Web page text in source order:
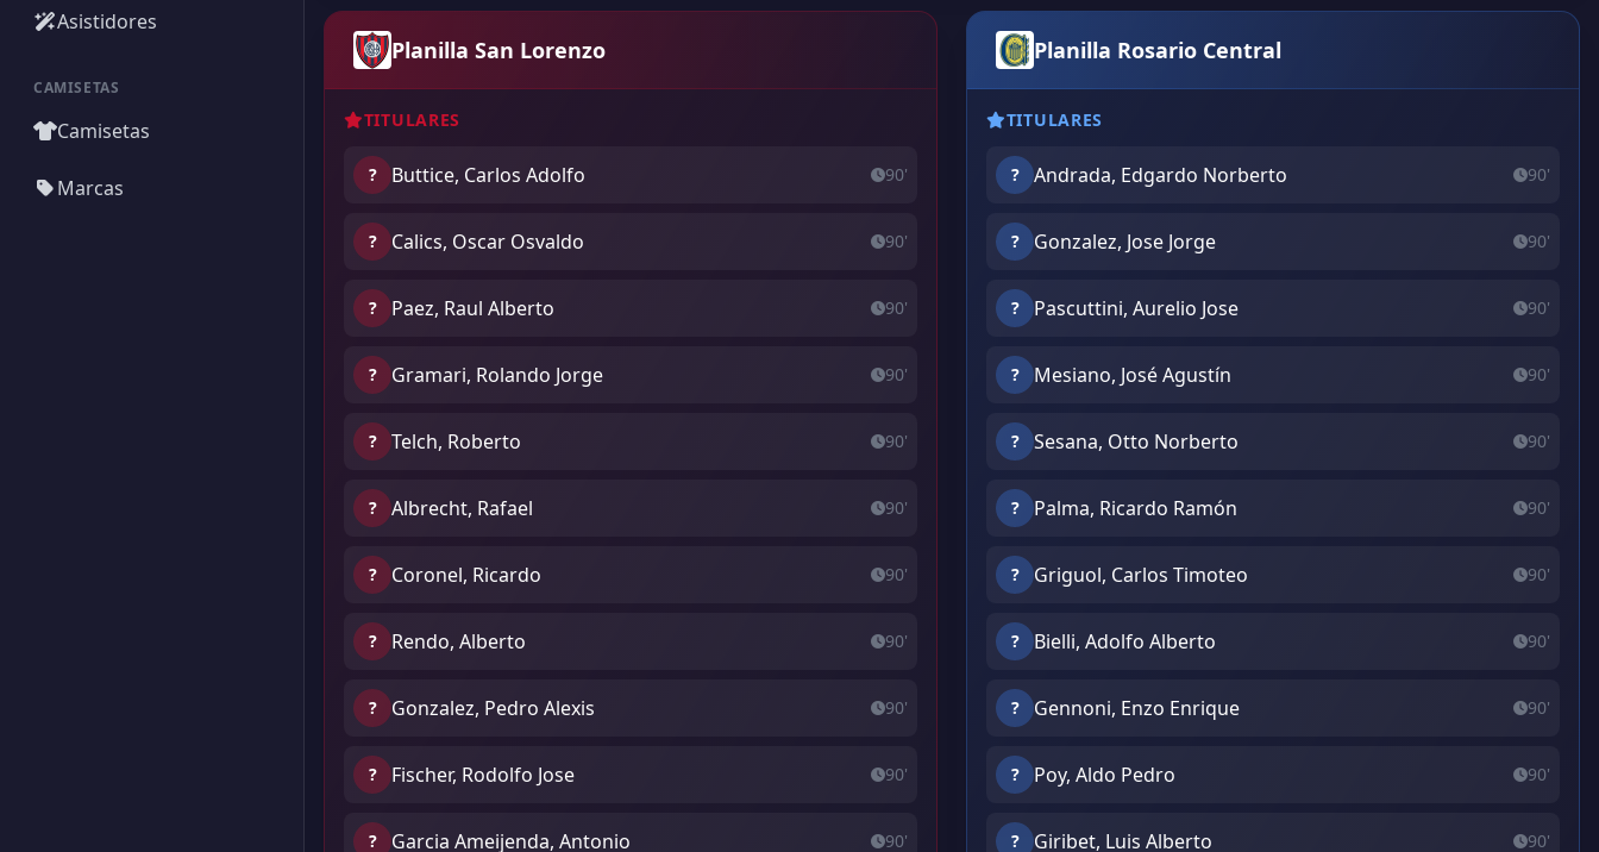
Asistidores
CAMISETAS
Camisetas
Marcas
Planilla San Lorenzo
TITULARES
? Buttice, Carlos Adolfo 90'
? Calics, Oscar Osvaldo 90'
? Paez, Raul Alberto 90'
? Gramari, Rolando Jorge 90'
? Telch, Roberto 90'
? Albrecht, Rafael 90'
? Coronel, Ricardo 90'
? Rendo, Alberto 90'
? Gonzalez, Pedro Alexis 90'
? Fischer, Rodolfo Jose 90'
? Garcia Ameijenda, Antonio 90'
Planilla Rosario Central
TITULARES
? Andrada, Edgardo Norberto 90'
? Gonzalez, Jose Jorge 90'
? Pascuttini, Aurelio Jose 90'
? Mesiano, José Agustín 90'
? Sesana, Otto Norberto 90'
? Palma, Ricardo Ramón 90'
? Griguol, Carlos Timoteo 90'
? Bielli, Adolfo Alberto 90'
? Gennoni, Enzo Enrique 90'
? Poy, Aldo Pedro 90'
? Giribet, Luis Alberto 90'